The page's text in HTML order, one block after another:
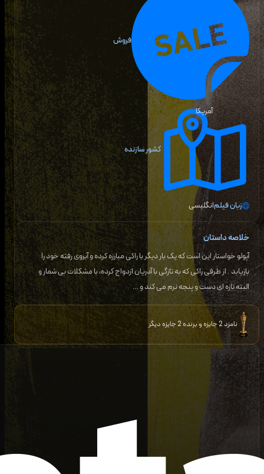
فروش
کشور سازنده
آمریکا
زبان فیلمانگلیسی
خلاصه داستان
آپولو خواستار این است که یک بار دیگر با راکی مبارزه کرده و آبروی رفته خود را
بازیابد . از طرفی راکی که به تازگی با آدریان ازدواج کرده، با مشکلات بی شمار و
البته تازه ای دست و پنجه نرم می کند و …
نامزد 2 جایزه و برنده 2 جایزه دیگر